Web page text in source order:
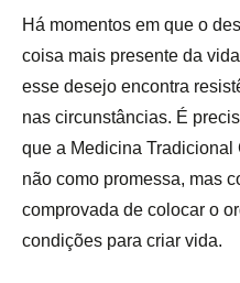
Há momentos em que o
coisa mais presente da
esse desejo encontra
nas circunstâncias. É
que a Medicina Tradicional
não como promessa, mas
comprovada de colocar o
condições para criar vida.